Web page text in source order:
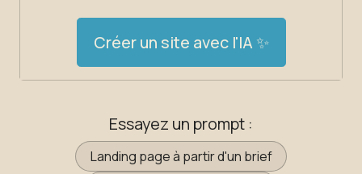
Créer un site avec l'IA ✨
Essayez un prompt :
Landing page à partir d'un brief